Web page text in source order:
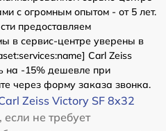
с огромным опытом - от 5 лет.
предоставляем
в сервис-центре уверены в
Carl Zeiss
на -15% дешевле при
через форму заказа звонка.
Zeiss Victory SF 8x32
не требует